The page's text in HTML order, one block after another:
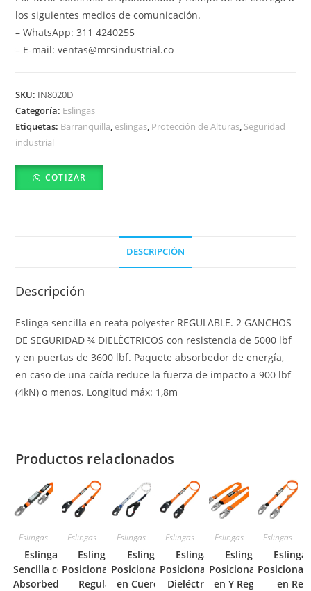
los siguientes medios de comunicación.
– WhatsApp: 311 4240255
– E-mail: ventas@mrsindustrial.co
SKU: IN8020D
Categoría: Eslingas
Etiquetas: Barranquilla, eslingas, Protección de Alturas, Seguridad
industrial
COTIZAR
DESCRIPCIÓN
Descripción
Eslinga sencilla en reata polyester REGULABLE. 2 GANCHOS
DE SEGURIDAD ¾ DIELÉCTRICOS con resistencia de 5000 lbf
y en puertas de 3600 lbf. Paquete absorbedor de energía,
en caso de una caída reduce la fuerza de impacto a 900 lbf
(4kN) o menos. Longitud máx: 1,8m
Productos relacionados
Eslingas
Eslinga
Sencilla con
Absorbedor
Eslingas
Eslinga de
Posicionamiento
Regulable
Eslingas
Eslinga de
Posicionamiento
en Cuerda con
Eslingas
Eslinga de
Posicionamiento
Dieléctrica en
Eslingas
Eslinga de
Posicionamiento
en Y Regulable
Eslingas
Eslinga
en